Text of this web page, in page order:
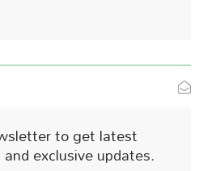
to get latest
exclusive updates.